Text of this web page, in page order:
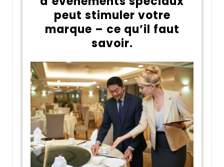
peut stimuler votre
marque – ce qu’il faut
savoir.